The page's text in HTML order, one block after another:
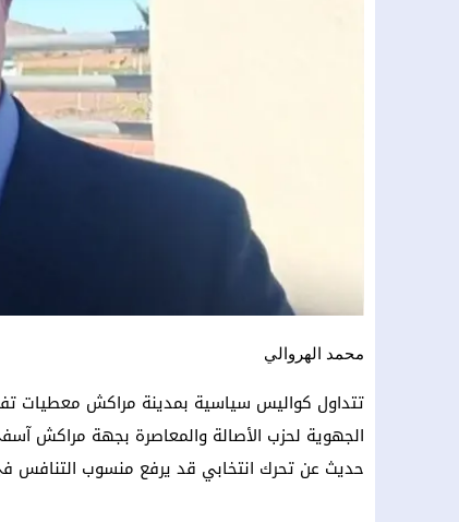
محمد الهروالي
تتداول كواليس سياسية بمدينة مراكش معطيات
الجهوية لحزب الأصالة والمعاصرة بجهة مراكش
حديث عن تحرك انتخابي قد يرفع منسوب التنافس